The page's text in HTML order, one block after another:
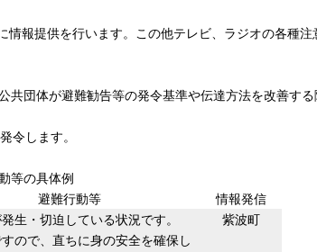
報提供を行います。この他テレビ、ラジオの各種
団体が避難勧告等の発令基準や伝達方法を改善す
令します。
等の具体例
避難行動等
情報発信
生・切迫している状況です。
ので、直ちに身の安全を確保し
紫波町